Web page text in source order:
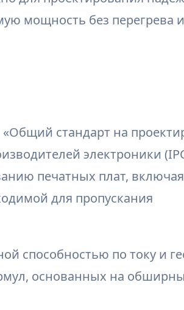
мощность без перегрева
стандарт на
электроники
печатных плат,
для пропускания
способностью по току и
основанных на